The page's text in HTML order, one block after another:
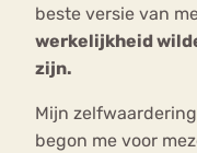
beste versie van
werkelijkheid
zijn.
Mijn
begon me voor